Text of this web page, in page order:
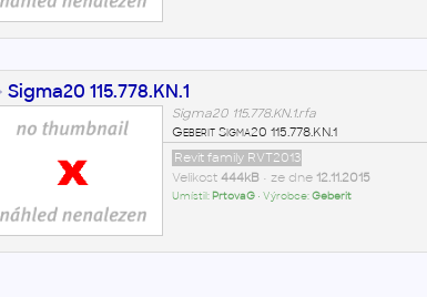
Sigma20 115.778.KN.1
Sigma20 115.778.KN.1.rfa
Geberit Sigma20 115.778.KN.1
Revit family RVT2013
Velikost 444kB• ze dne 12.11.2015
Umístil: PrtovaG• Výrobce:Geberit